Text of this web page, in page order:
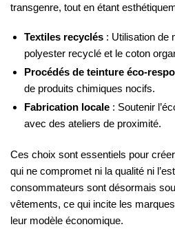
transgenre, tout en étant
Textiles recyclés : Utilisation de
polyester recyclé et le coton
Procédés de teinture éco-
de produits chimiques nocifs.
Fabrication locale : Soutenir
avec des ateliers de proximité.
Ces choix sont essentiels pour
qui ne compromet ni la qualité ni
consommateurs sont désormais
vêtements, ce qui incite les
leur modèle économique.